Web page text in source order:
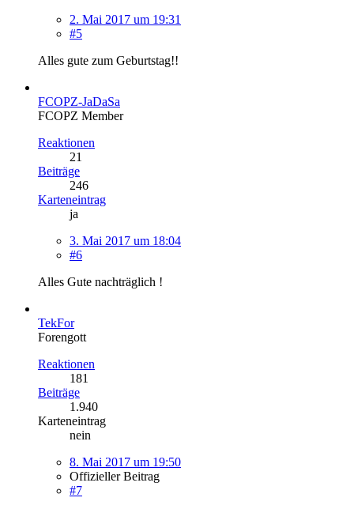
2. Mai 2017 um 19:31
#5
Alles gute zum Geburtstag!!
FCOPZ-JaDaSa
FCOPZ Member
Reaktionen
21
Beiträge
246
Karteneintrag
ja
3. Mai 2017 um 18:04
#6
Alles Gute nachträglich !
TekFor
Forengott
Reaktionen
181
Beiträge
1.940
Karteneintrag
nein
8. Mai 2017 um 19:50
Offizieller Beitrag
#7